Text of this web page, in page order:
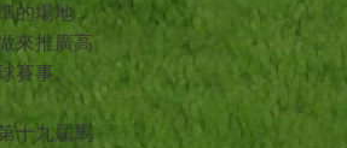
的場地，
來推廣高
賽事。
十九屆馬